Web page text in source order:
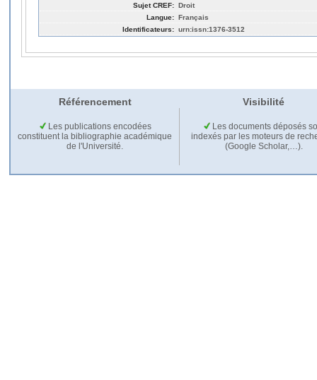
Sujet CREF: Droit
Langue: Français
Identificateurs: urn:issn:1376-3512
Référencement Visibilité
Les publications encodées
constituent la bibliographie académique
de l'Université.
Les documents déposés
indexés par les moteurs de
(Google Scholar,…).